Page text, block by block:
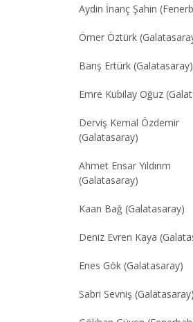
Aydın İnanç Şahin
Ömer Öztürk
Barış Ertürk (Galatasaray)
Emre Kubilay Oğuz
Derviş Kemal Özdemir
(Galatasaray)
Ahmet Ensar Yıldırım
(Galatasaray)
Kaan Bağ (Galatasaray)
Deniz Evren Kaya
Enes Gök (Galatasaray)
Sabri Sevniş (Galatasaray)